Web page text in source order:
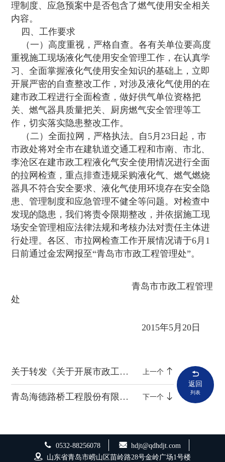
理制度、应急预案中是否包含了燃气使用安全相关
内容。
四、工作要求
（一）高度重视，严格自查。各有关单位要高度
重视施工现场液化气使用安全管理工作，在认真学
习、全面掌握液化气使用安全知识的基础上，立即
开展严密的自查整改工作，对涉及液化气使用的在
建市政工程进行全面检查，做好供气单位资格把
关、燃气器具质量把关、厨房燃气安全管理等工
作，切实落实隐患整改工作。
（二）全面拉网，严格执法。自5月23日起，市
市政处将对全市在建轨道交通工程和市南、市北、
李沧区在建市政工程液化气安全使用情况进行全面
的拉网检查，重点排查违规采购液化气、燃气燃烧
器具不符合安全要求、液化气使用环境存在安全隐
患、管理制度和应急管理不健全等问题。对检查中
发现的隐患，我们将责令限期整改，并依据施工现
场安全管理相应法律法规和考核办法对责任主体进
行处理。各区、市拉网检查工作开展情况请于6月1
日前通过金宏网报至“青岛市市政工程管理处”。
青岛市市政工程管理
处
2015年5月20日
关于转发《关于开展市政工程及城市轨道交通工程落实施工方案专项行动实施方案》的通知 上一个
青岛海德路桥工程股份有限公司 2015年“安全生产月”活动方案 下一个
返回
列表
0532-88256078
hdjt@qdhdjt.com
山东省青岛市崂山区苗岭路28号金岭广场1号楼